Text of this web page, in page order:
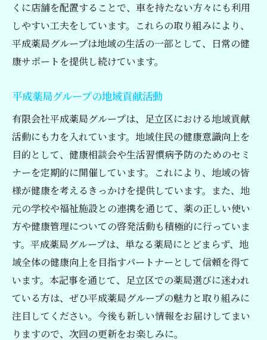
くに店舗を配置することで、車を持たない方々にも利用
しやすい工夫をしています。これらの取り組みにより、
平成薬局グループは地域の生活の一部として、日常の健
康サポートを提供し続けています。
平成薬局グループの地域貢献活動
有限会社平成薬局グループは、足立区における地域貢献
活動にも力を入れています。地域住民の健康意識向上を
目的として、健康相談会や生活習慣病予防のためのセミ
ナーを定期的に開催しています。これにより、地域の皆
様が健康を考えるきっかけを提供しています。また、地
元の学校や福祉施設との連携を通じて、薬の正しい使い
方や健康管理についての啓発活動も積極的に行っていま
す。平成薬局グループは、単なる薬局にとどまらず、地
域全体の健康向上を目指すパートナーとして信頼を得て
います。本記事を通じて、足立区での薬局選びに迷われ
ている方は、ぜひ平成薬局グループの魅力と取り組みに
注目してください。今後も新しい情報をお届けしてまい
りますので、次回の更新をお楽しみに。